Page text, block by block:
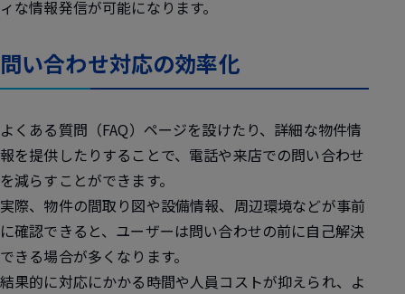
ィな情報発信が可能になります。
問い合わせ対応の効率化
よくある質問（FAQ）ページを設けたり、詳細な物件情
報を提供したりすることで、電話や来店での問い合わせ
を減らすことができます。
実際、物件の間取り図や設備情報、周辺環境などが事前
に確認できると、ユーザーは問い合わせの前に自己解決
できる場合が多くなります。
結果的に対応にかかる時間や人員コストが抑えられ、よ